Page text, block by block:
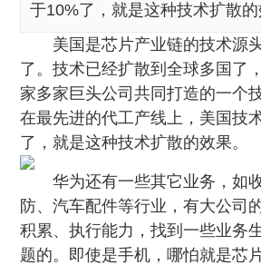
于10%了，就是这种技术扩散
美国是芯片产业链的技术源
了。技术已经扩散到全球多国了
家多家巨头公司共同打造的一个
在最先进的代工产线上，美国技
了，就是这种技术扩散的效果。
华为还有一些其它业务，如
防、汽车配件等行业，有大公司
积累、执行能力，找到一些业务
题的。即使是手机，哪怕就是芯